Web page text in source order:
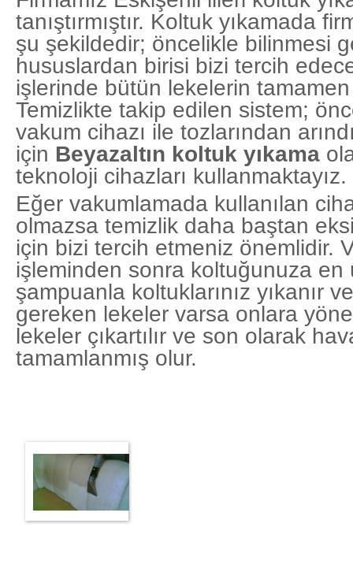
tanıştırmıştır. Koltuk yıkamada
şu şekildedir; öncelikle bilinmesi
hususlardan birisi bizi tercih
işlerinde bütün lekelerin tamamen
Temizlikte takip edilen sistem;
vakum cihazı ile tozlarından
için Beyazaltın koltuk yıkama
teknoloji cihazları kullanmaktayız.
Eğer vakumlamada kullanılan
olmazsa temizlik daha baştan
için bizi tercih etmeniz önemlidir.
işleminden sonra koltuğunuza en
şampuanla koltuklarınız yıkanır
gereken lekeler varsa onlara
lekeler çıkartılır ve son olarak
tamamlanmış olur.